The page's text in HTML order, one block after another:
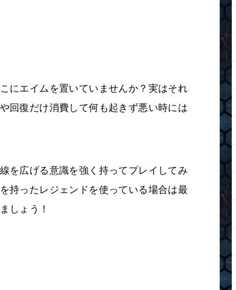
にエイムを置いていませんか？実はそれ
回復だけ消費して何も起きず悪い時には
を広げる意識を強く持ってプレイしてみ
持ったレジェンドを使っている場合は最
しょう！